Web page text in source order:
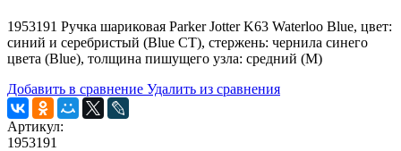
1953191 Ручка шариковая Parker Jotter K63 Waterloo Blue, цвет:
синий и серебристый (Blue CT), стержень: чернила синего
цвета (Blue), толщина пишущего узла: средний (M)
Добавить в сравнение Удалить из сравнения
Артикул:
1953191